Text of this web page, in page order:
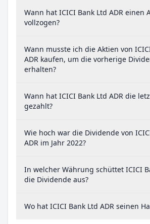
Wann hat ICICI Bank Ltd ADR einen
vollzogen?
Wann musste ich die Aktien von
ADR kaufen, um die vorherige
erhalten?
Wann hat ICICI Bank Ltd ADR die
gezahlt?
Wie hoch war die Dividende von
ADR im Jahr 2022?
In welcher Währung schüttet ICICI
die Dividende aus?
Wo hat ICICI Bank Ltd ADR seinen